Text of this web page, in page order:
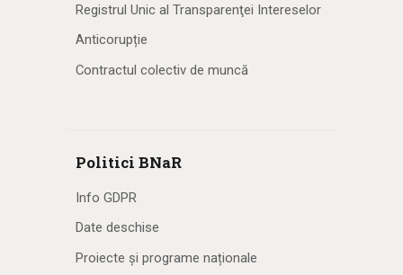
Registrul Unic al Transparenţei Intereselor
Anticorupție
Contractul colectiv de muncă
Politici BNaR
Info GDPR
Date deschise
Proiecte și programe naționale